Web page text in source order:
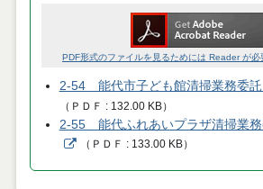
PDF形式のファイルを見るためには Reader が必
2-54 能代市子ども館清掃業務委
（ ＰＤＦ 132.00 KB）
2-55 能代ふれあいプラザ清掃業
（ ＰＤＦ 133.00 KB）